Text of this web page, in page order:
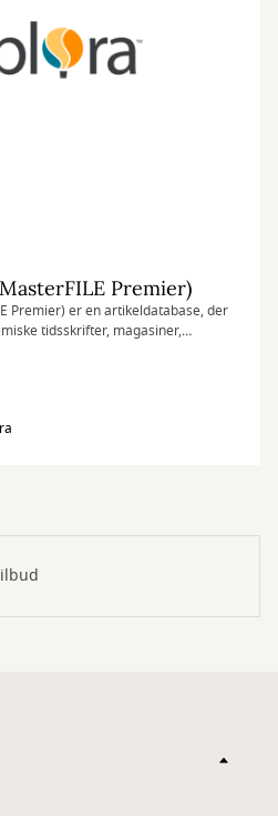
Premier)
Premier) er en artikeldatabase, der
tidsskrifter, magasiner,
samt biografier og